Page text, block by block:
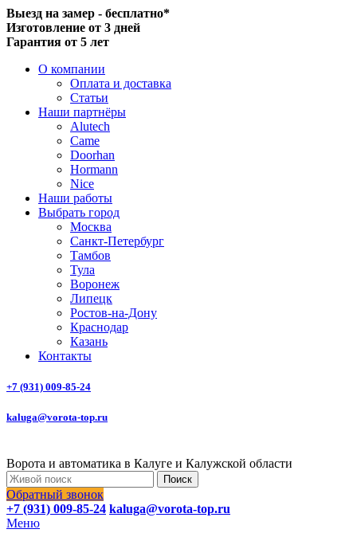
Выезд на замер - бесплатно*
Изготовление от 3 дней
Гарантия от 5 лет
О компании
Оплата и доставка
Статьи
Наши партнёры
Alutech
Came
Doorhan
Hormann
Nice
Наши работы
Выбрать город
Москва
Санкт-Петербург
Тамбов
Тула
Воронеж
Липецк
Ростов-на-Дону
Краснодар
Казань
Контакты
+7 (931) 009-85-24
kaluga@vorota-top.ru
Ворота и автоматика в Калуге и Калужской области
Поиск
Обратный звонок
+7 (931) 009-85-24 kaluga@vorota-top.ru
Меню